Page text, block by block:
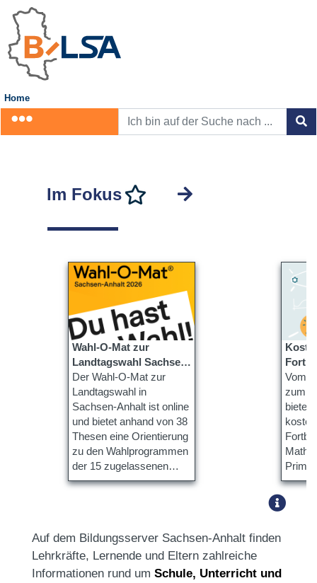
Home
Im Fokus
Wahl-O-Mat zur
Landtagswahl Sachsen-
Anhalt ist online
Der Wahl-O-Mat zur
Landtagswahl in
Sachsen-Anhalt ist online
und bietet anhand von 38
Thesen eine Orientierung
zu den Wahlprogrammen
der 15 zugelassenen
Parteien.
Vom
zum
bietet
Auf dem Bildungsserver Sachsen-Anhalt finden
Lehrkräfte, Lernende und Eltern zahlreiche
Informationen rund um Schule, Unterricht und